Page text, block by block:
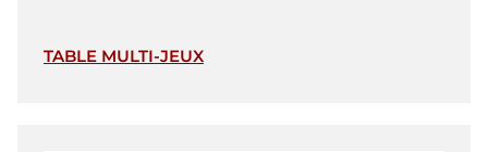
TABLE MULTI-JEUX